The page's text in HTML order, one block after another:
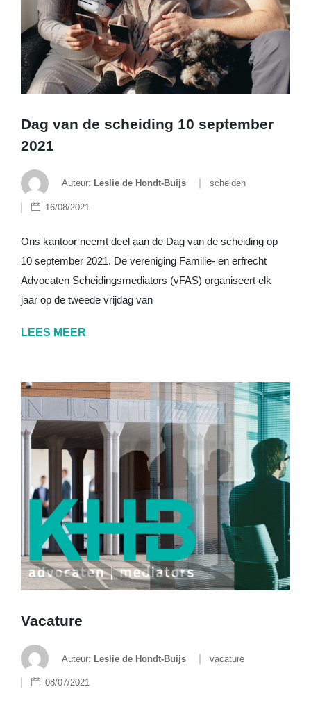
Dag van de scheiding 10 september
2021
Auteur: Leslie de Hondt-Buijs scheiden
16/08/2021
Ons kantoor neemt deel aan de Dag van de scheiding op
10 september 2021. De vereniging Familie- en erfrecht
Advocaten Scheidingsmediators (vFAS) organiseert elk
jaar op de tweede vrijdag van
LEES MEER
Vacature
Auteur: Leslie de Hondt-Buijs vacature
08/07/2021